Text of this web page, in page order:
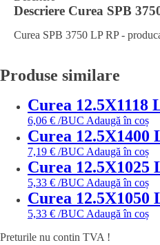
Descriere Curea SPB
Curea SPB 3750 LP RP -
Produse similare
Curea 12.5X1118
6,06 € /BUC Adaugă în coș
Curea 12.5X1400
7,19 € /BUC Adaugă în coș
Curea 12.5X1025
5,33 € /BUC Adaugă în coș
Curea 12.5X1050
5,33 € /BUC Adaugă în coș
Preturile nu contin TVA !